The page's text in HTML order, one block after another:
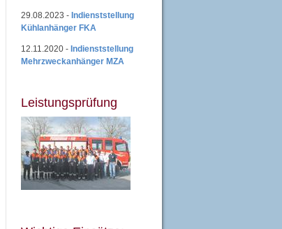
29.08.2023 - Indienststellung
Kühlanhänger FKA
12.11.2020 - Indienststellung
Mehrzweckanhänger MZA
Leistungsprüfung